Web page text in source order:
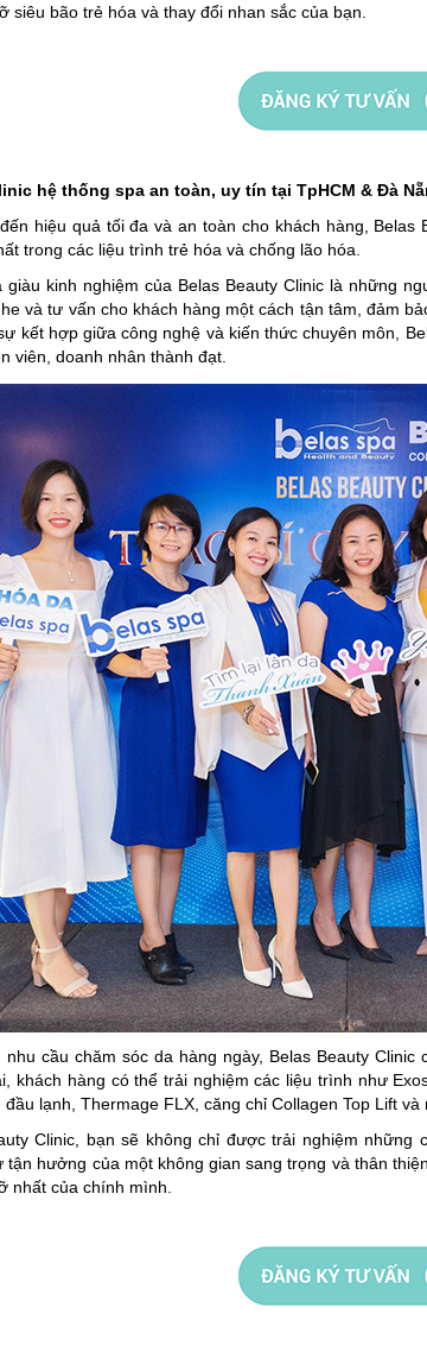
siêu bão trẻ hóa và thay đổi nhan sắc của bạn.
hệ thống spa an toàn, uy tín tại TpHCM & Đà
hiệu quả tối đa và an toàn cho khách hàng,
trong các liệu trình trẻ hóa và chống lão hóa.
giàu kinh nghiệm của Belas Beauty Clinic là những
và tư vấn cho khách hàng một cách tận tâm, đảm
kết hợp giữa công nghệ và kiến thức chuyên môn,
viên, doanh nhân thành đạt.
nhu cầu chăm sóc da hàng ngày, Belas Beauty
khách hàng có thể trải nghiệm các liệu trình như
đầu lạnh, Thermage FLX, căng chỉ Collagen Top Lift
Clinic, bạn sẽ không chỉ được trải nghiệm
tận hưởng của một không gian sang trọng và thân
nhất của chính mình.